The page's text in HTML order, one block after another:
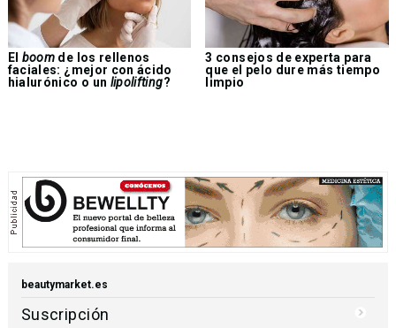
El boom de los rellenos
faciales: ¿mejor con ácido
hialurónico o un lipolifting?
3 consejos de experta para
que el pelo dure más tiempo
limpio
beautymarket.es
Suscripción